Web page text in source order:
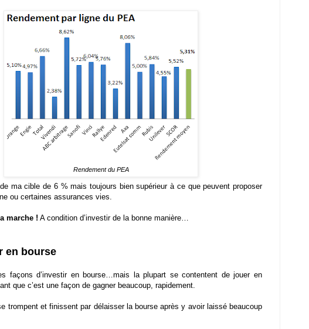
Rendement du PEA
ma cible de 6 % mais toujours bien supérieur à ce que peuvent proposer
ou certaines assurances vies.
marche ! A condition d’investir de la bonne manière…
en bourse
façons d’investir en bourse…mais la plupart se contentent de jouer en
que c’est une façon de gagner beaucoup, rapidement.
trompent et finissent par délaisser la bourse après y avoir laissé beaucoup